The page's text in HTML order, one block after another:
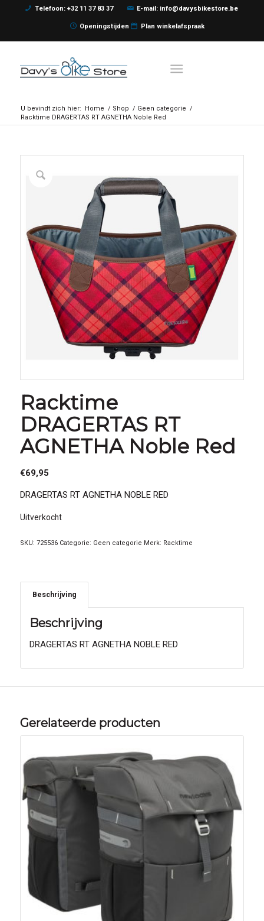
Telefoon: +32 11 37 83 37 E-mail: info@davysbikestore.be
Openingstijden Plan winkelafspraak
U bevindt zich hier: Home / Shop / Geen categorie /
Racktime DRAGERTAS RT AGNETHA Noble Red
Racktime
DRAGERTAS RT
AGNETHA Noble Red
€69,95
DRAGERTAS RT AGNETHA NOBLE RED
Uitverkocht
SKU: 725536 Categorie: Geen categorie Merk: Racktime
Beschrijving
Beschrijving
DRAGERTAS RT AGNETHA NOBLE RED
Gerelateerde producten